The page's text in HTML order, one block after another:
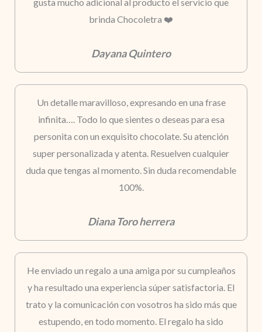
gusta mucho adicional al producto el servicio que
brinda Chocoletra ❤️
Dayana Quintero
Un detalle maravilloso, expresando en una frase
infinita…. Todo lo que sientes o deseas para esa
personita con un exquisito chocolate. Su atención
super personalizada y atenta. Resuelven cualquier
duda que tengas al momento. Sin duda recomendable
100%.
Diana Toro herrera
He enviado un regalo a una amiga por su cumpleaños
y ha resultado una experiencia súper satisfactoria. El
trato y la comunicación con vosotros ha sido más que
estupendo, en todo momento. El regalo ha sido